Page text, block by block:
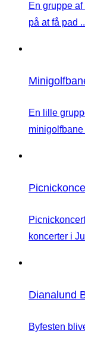
En gruppe
på at få pad
En lille
minigolfbane
koncerter i
Dianalund
Byfesten